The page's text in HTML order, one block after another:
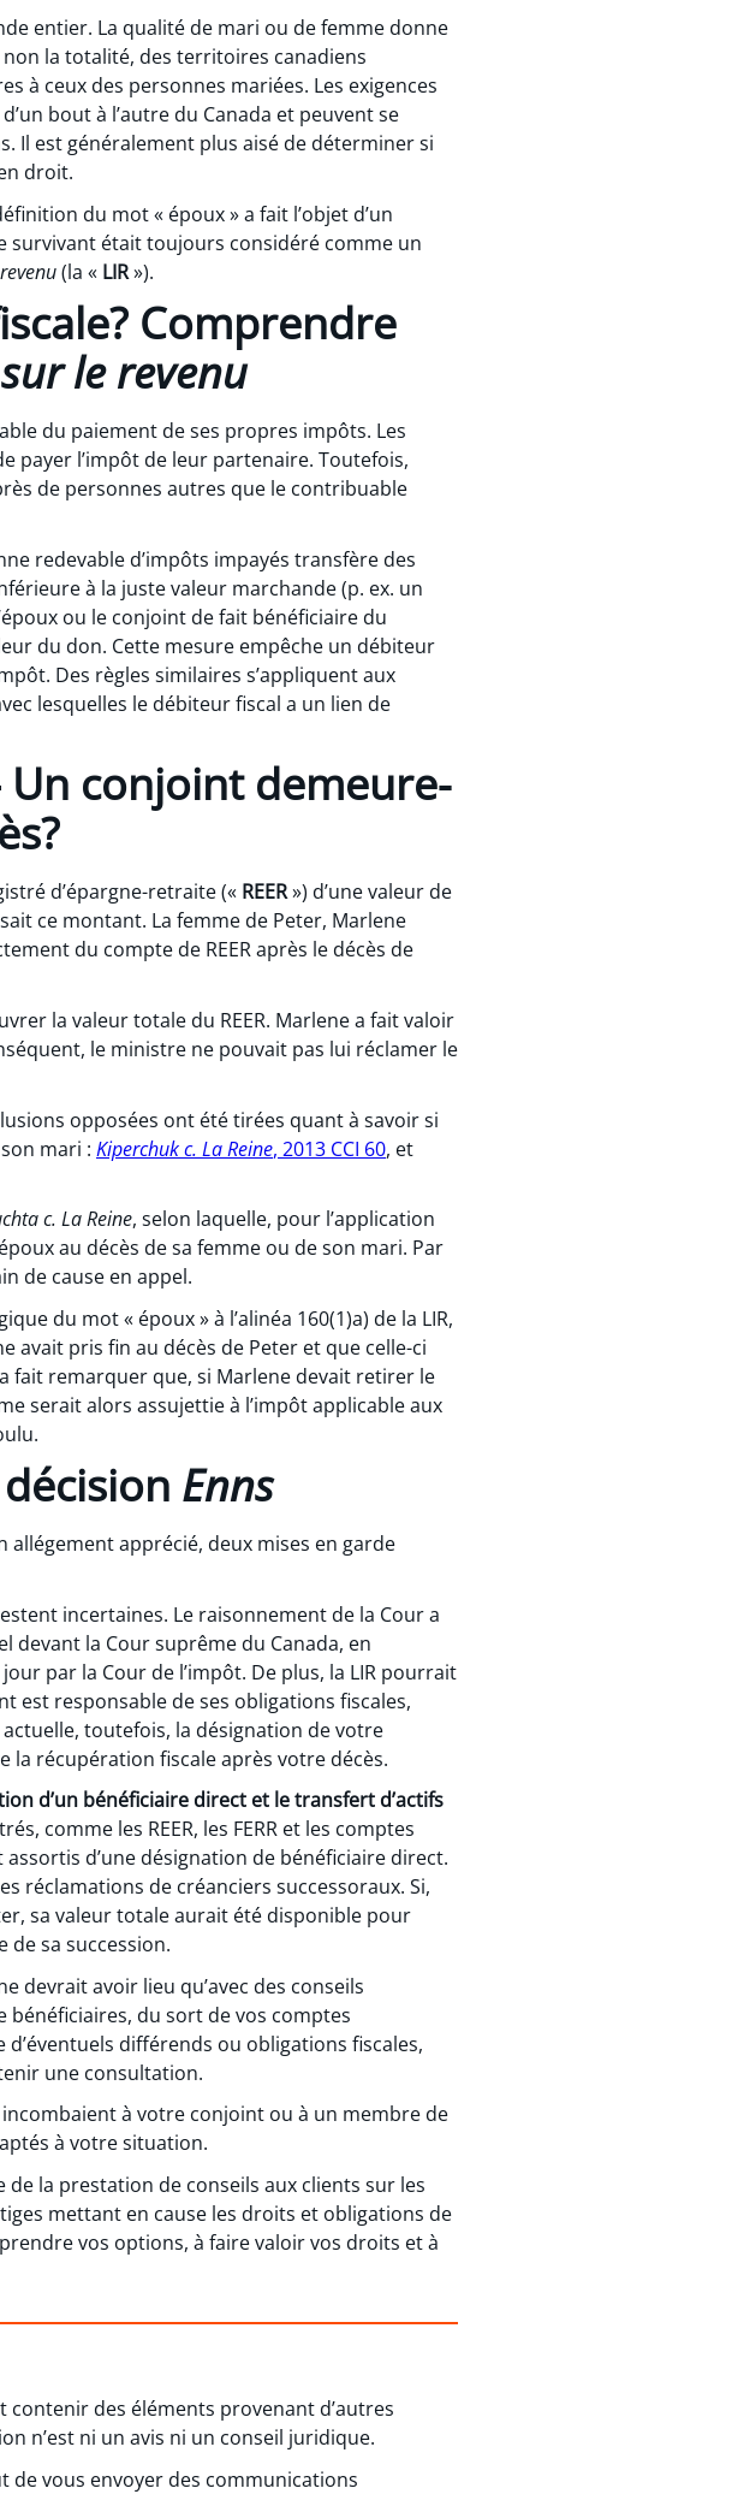
entier. La qualité de mari ou de femme donne
la totalité, des territoires canadiens
à ceux des personnes mariées. Les exigences
bout à l’autre du Canada et peuvent se
Il est généralement plus aisé de déterminer si
droit.
du mot « époux » a fait l’objet d’un
était toujours considéré comme un
(la « LIR»).
Comprendre
le revenu
du paiement de ses propres impôts. Les
payer l’impôt de leur partenaire. Toutefois,
de personnes autres que le contribuable
redevable d’impôts impayés transfère des
à la juste valeur marchande (p. ex. un
ou le conjoint de fait bénéficiaire du
du don. Cette mesure empêche un débiteur
Des règles similaires s’appliquent aux
lesquelles le débiteur fiscal a un lien de
conjoint demeure-
d’épargne-retraite (« REER») d’une valeur de
ce montant. La femme de Peter, Marlene
du compte de REER après le décès de
la valeur totale du REER. Marlene a fait valoir
le ministre ne pouvait pas lui réclamer le
opposées ont été tirées quant à savoir si
mari : Kiperchuk c. La Reine, 2013 CCI 60, et
c. La Reine, selon laquelle, pour l’application
au décès de sa femme ou de son mari. Par
de cause en appel.
du mot « époux » à l’alinéa 160(1)a) de la LIR,
avait pris fin au décès de Peter et que celle-ci
fait remarquer que, si Marlene devait retirer le
serait alors assujettie à l’impôt applicable aux
Enns
apprécié, deux mises en garde
incertaines. Le raisonnement de la Cour a
la Cour suprême du Canada, en
par la Cour de l’impôt. De plus, la LIR pourrait
est responsable de ses obligations fiscales,
actuelle, toutefois, la désignation de votre
la récupération fiscale après votre décès.
d’un bénéficiaire direct et le transfert d’actifs
comme les REER, les FERR et les comptes
d’une désignation de bénéficiaire direct.
réclamations de créanciers successoraux. Si,
sa valeur totale aurait été disponible pour
de sa succession.
devrait avoir lieu qu’avec des conseils
bénéficiaires, du sort de vos comptes
différends ou obligations fiscales,
une consultation.
à votre conjoint ou à un membre de
à votre situation.
de la prestation de conseils aux clients sur les
mettant en cause les droits et obligations de
vos options, à faire valoir vos droits et à
des éléments provenant d’autres
n’est ni un avis ni un conseil juridique.
de vous envoyer des communications